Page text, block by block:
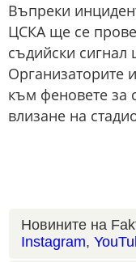
Въпреки
ЦСКА ще се
съдийски сигнал
Организаторите
към феновете за
влизане на
Новините на
Instagram,